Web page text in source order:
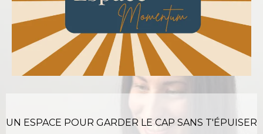
UN ESPACE POUR GARDER LE CAP SANS T'ÉPUISER